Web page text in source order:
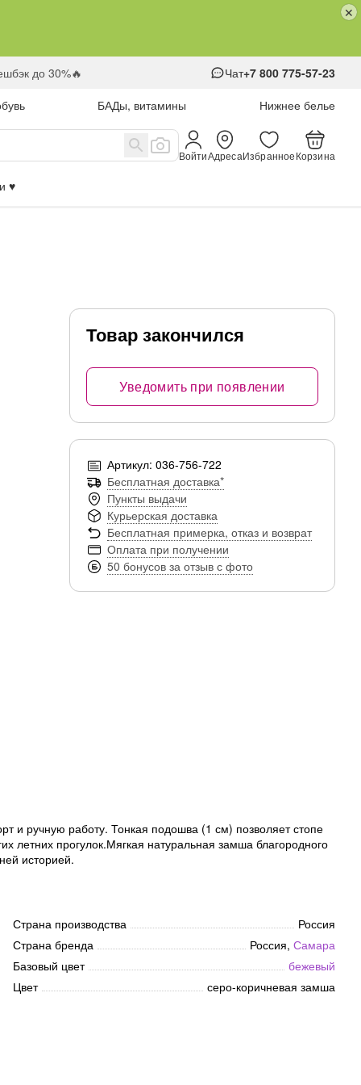
до 30%🔥 Чат+7 800 775-57-23
БАДы, витамины Нижнее белье
ВойтиАдресаИзбранноеКорзина
♥️
Товар закончился
Уведомить при появлении
Артикул: 036-756-722
Бесплатная доставка*
Пункты выдачи
Курьерская доставка
Бесплатная примерка, отказ и возврат
Оплата при получении
50 бонусов за отзыв с фото
и ручную работу. Тонкая подошва (1 см) позволяет стопе
летних прогулок.Мягкая натуральная замша благородного
историей.
Страна производства
Россия
Страна бренда
Россия, Самара
Базовый цвет
бежевый
Цвет
серо-коричневая замша